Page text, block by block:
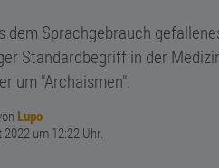
dem Sprachgebrauch
Standardbegriff in der
um "Archaismen".
Lupo
um 12:22 Uhr.